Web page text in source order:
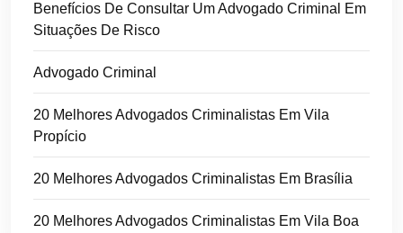
Benefícios De Consultar Um Advogado Criminal Em
Situações De Risco
Advogado Criminal
20 Melhores Advogados Criminalistas Em Vila
Propício
20 Melhores Advogados Criminalistas Em Brasília
20 Melhores Advogados Criminalistas Em Vila Boa